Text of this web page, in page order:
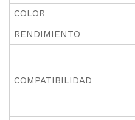
COLOR
RENDIMIENTO
COMPATIBILIDAD